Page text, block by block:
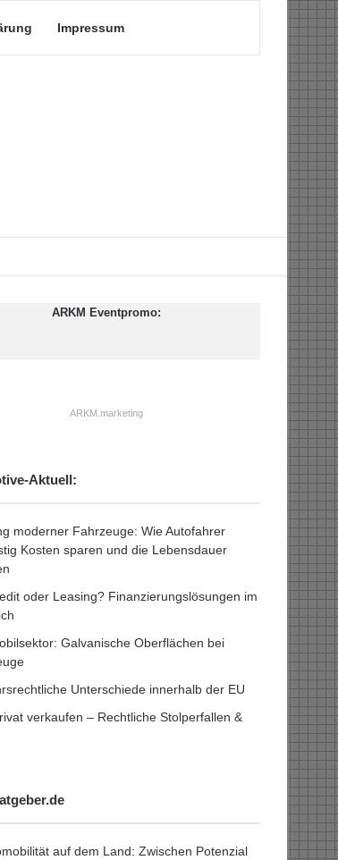
Impressum
ARKM Eventpromo:
ARKM.marketing
Aktuell:
moderner Fahrzeuge: Wie Autofahrer
Kosten sparen und die Lebensdauer
oder Leasing? Finanzierungslösungen im
Galvanische Oberflächen bei
Unterschiede innerhalb der EU
verkaufen – Rechtliche Stolperfallen &
auf dem Land: Zwischen Potenzial